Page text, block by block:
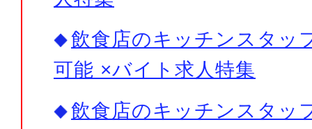
飲食店のキッチンスタッ
可能 ×バイト求人特集
飲食店のキッチンスタッ